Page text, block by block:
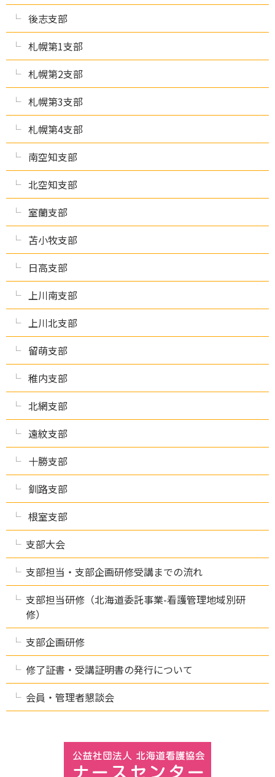
後志支部
札幌第1支部
札幌第2支部
札幌第3支部
札幌第4支部
南空知支部
北空知支部
室蘭支部
苫小牧支部
日高支部
上川南支部
上川北支部
留萌支部
稚内支部
北網支部
遠紋支部
十勝支部
釧路支部
根室支部
支部大会
支部担当・支部企画研修受講までの流れ
支部担当研修（北海道委託事業-看護管理地域別研
修）
支部企画研修
修了証書・受講証明書の発行について
会員・管理者懇談会